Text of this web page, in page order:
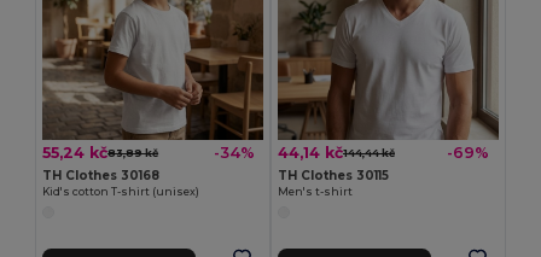
55,24 kč83,89 kč -34%
TH Clothes 30168
Kid's cotton T-shirt (unisex)
44,14 kč144,44 kč -69%
TH Clothes 30115
Men's t-shirt